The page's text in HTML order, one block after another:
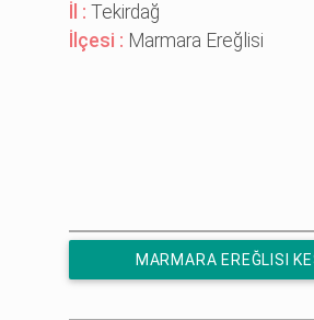
İl :Tekirdağ
İlçesi : Marmara Ereğlisi
MARMARA EREĞLISI